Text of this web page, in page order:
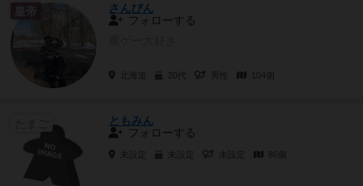
皇帝
さんぴん
フォローする
20代
ともみん
フォローする
未設定 未設定 未設定